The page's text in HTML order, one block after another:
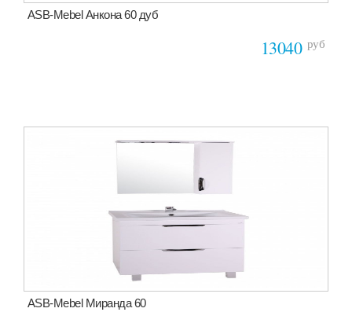
ASB-Mebel Анкона 60 дуб
13040 руб
ASB-Mebel Миранда 60